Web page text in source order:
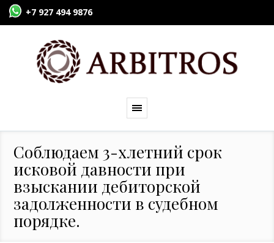
+7 927 494 9876
Соблюдаем 3-хлетний срок
исковой давности при
взыскании дебиторской
задолженности в судебном
порядке.